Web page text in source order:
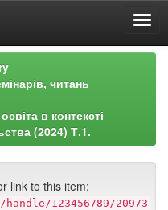
читань
в контексті
(2024) Т.1.
link to this item:
123456789/20973